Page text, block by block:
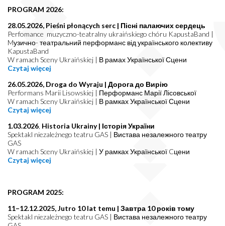
PROGRAM 2026:
28.05.2026, Pieśni płonących serc | Пісні палаючих сердець
Perfomance muzyczno-teatralny ukraińskiego chóru KapustaBand |
Mузично- театральний перформанс від українського колективу
KapustaBand
W ramach Sceny Ukraińskiej | В рамах Української Сцени
Czytaj więcej
26.05.2026, Droga do Wyraju | Дорога до Вирію
Performans Marii Lisowskiej | Перформанс Марії Лісовської
W ramach Sceny Ukraińskiej | В рамках Української Сцени
Czytaj więcej
1.03.2026, Historia Ukrainy | Історія України
Spektakl niezależnego teatru GAS | Вистава незалежного театру
GAS
W ramach Sceny Ukraińskiej | У рамках Української Cцени
Czytaj więcej
PROGRAM 2025:
11–12.12.2025, Jutro 10 lat temu | Завтра 10 років тому
Spektakl niezależnego teatru GAS | Вистава незалежного театру